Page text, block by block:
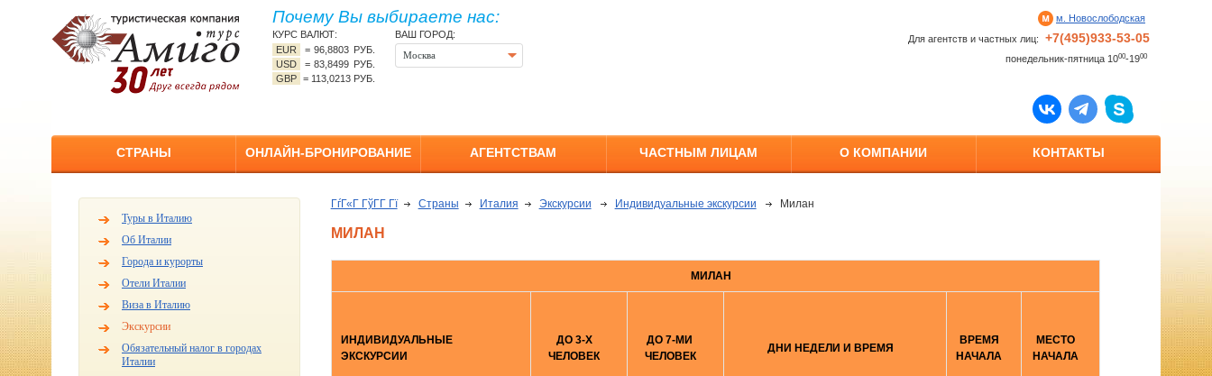
Почему Вы выбираете нас:
КУРС ВАЛЮТ:
EUR
=96,8803 РУБ.
USD
=83,8499 РУБ.
GBP = 113,0213 РУБ.
ВАШ ГОРОД:
Москва
м. Новослободская
Для агентств и частных лиц:
+7(495)933-53-05
понедельник-пятница 1000-1900
СТРАНЫ ОНЛАЙН-БРОНИРОВАНИЕ АГЕНТСТВАМ ЧАСТНЫМ ЛИЦАМ О КОМПАНИИ КОНТАКТЫ
Туры в Италию
Об Италии
Города и курорты
Отели Италии
Виза в Италию
Экскурсии
Обязательный налог в городах
Италии
ГѓГ«Г ГўГ­Г Гї Страны Италия Экскурсии Индивидуальные экскурсии Милан
МИЛАН
МИЛАН
ИНДИВИДУАЛЬНЫЕ
ЭКСКУРСИИ
ДО 3-Х
ЧЕЛОВЕК
ДО 7-МИ
ЧЕЛОВЕК
ДНИ НЕДЕЛИ И ВРЕМЯ
ВРЕМЯ
НАЧАЛА
МЕСТО
НАЧАЛА